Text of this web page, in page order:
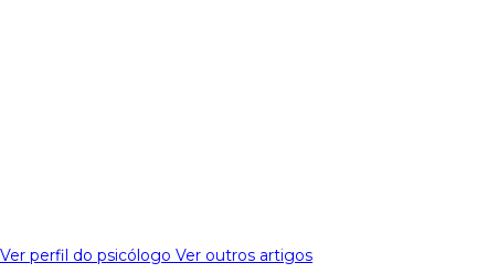
Ver perfil do psicólogo Ver outros artigos